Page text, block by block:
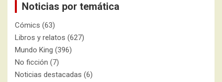
Noticias por temática
Cómics (63)
Libros y relatos (627)
Mundo King (396)
No ficción (7)
Noticias destacadas (6)